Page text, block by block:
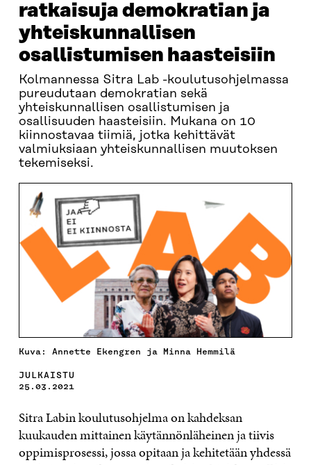
ratkaisuja demokratian ja
yhteiskunnallisen
osallistumisen haasteisiin
Kolmannessa Sitra Lab -koulutusohjelmassa
pureudutaan demokratian sekä
yhteiskunnallisen osallistumisen ja
osallisuuden haasteisiin. Mukana on 10
kiinnostavaa tiimiä, jotka kehittävät
valmiuksiaan yhteiskunnallisen muutoksen
tekemiseksi.
Kuva: Annette Ekengren ja Minna Hemmilä
JULKAISTU
25.03.2021
Sitra Labin koulutusohjelma on kahdeksan
kuukauden mittainen käytännönläheinen ja tiivis
oppimisprosessi, jossa opitaan ja kehitetään yhdessä